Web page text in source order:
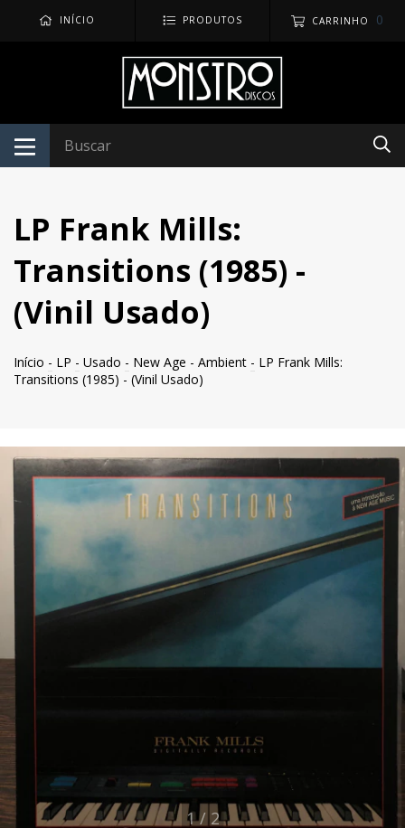
INÍCIO PRODUTOS CARRINHO 0
LP Frank Mills:
Transitions (1985) -
(Vinil Usado)
Início - LP - Usado - New Age - Ambient - LP Frank Mills:
Transitions (1985) - (Vinil Usado)
1/ 2